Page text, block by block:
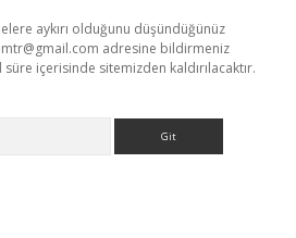
aykırı olduğunu düşündüğünüz
adresine bildirmeniz
içerisinde sitemizden kaldırılacaktır.